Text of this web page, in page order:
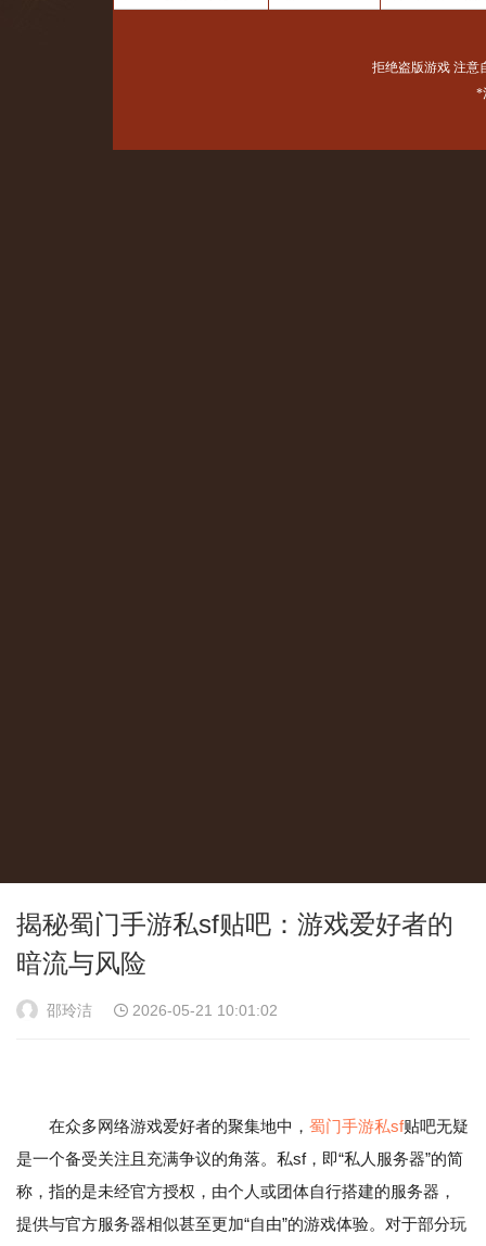
揭秘蜀门手游私sf贴吧：游戏爱好者的
暗流与风险
邵玲洁 2026-05-21 10:01:02
在众多网络游戏爱好者的聚集地中， 蜀门手游私sf贴吧无疑
是一个备受关注且充满争议的角落。私sf，即“私人服务器”的简
称，指的是未经官方授权，由个人或团体自行搭建的服务器，
提供与官方服务器相似甚至更加“自由”的游戏体验。对于部分玩